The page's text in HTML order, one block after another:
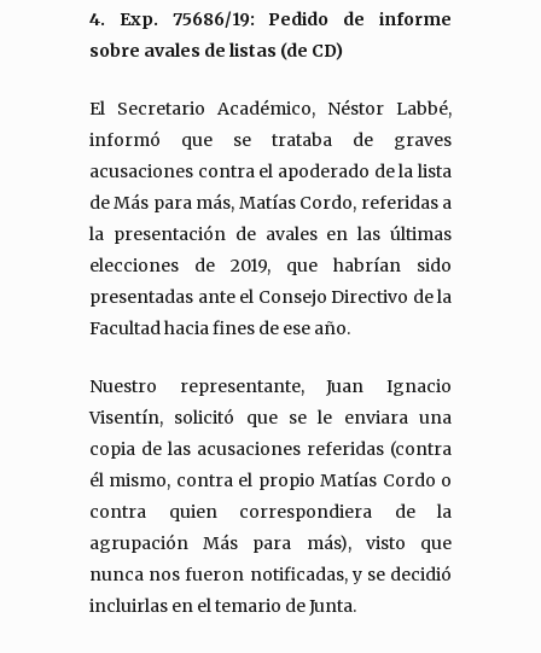
4. Exp. 75686/19: Pedido de informe
sobre avales de listas (de CD)
El Secretario Académico, Néstor Labbé,
informó que se trataba de graves
acusaciones contra el apoderado de la lista
de Más para más, Matías Cordo, referidas a
la presentación de avales en las últimas
elecciones de 2019, que habrían sido
presentadas ante el Consejo Directivo de la
Facultad hacia fines de ese año.
Nuestro representante, Juan Ignacio
Visentín, solicitó que se le enviara una
copia de las acusaciones referidas (contra
él mismo, contra el propio Matías Cordo o
contra quien correspondiera de la
agrupación Más para más), visto que
nunca nos fueron notificadas, y se decidió
incluirlas en el temario de Junta.